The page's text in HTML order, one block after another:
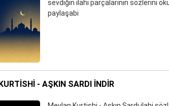
sevdiğin ilahi parçalarının sözlerini
paylaşabi
- AŞKIN SARDI İNDIR